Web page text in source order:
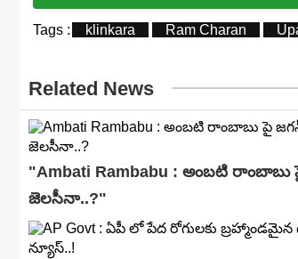
Tags : klinkara Ram Charan
Related News
"Ambati Rambabu : అంబటి రాంబాబు
జెలసీనా..?"